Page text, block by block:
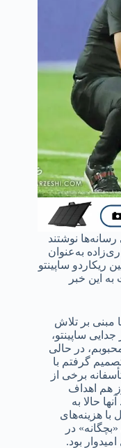
نوشتند
به‌عنوان
ساپینتو
این خبر
مبنی بر تلاش
ساپینتو،
در حالی
گرفتم با
برخی از
هم اهداف
حالا به
هزینه‌های
در
بود.